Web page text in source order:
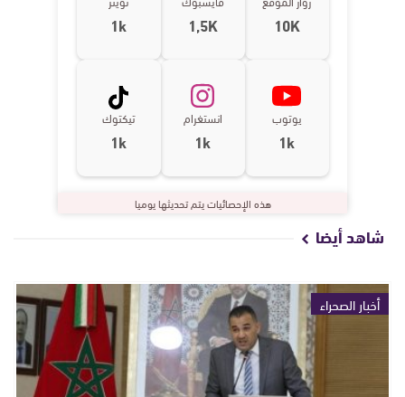
10K
1,5K
1k
يوتوب
1k
انستغرام
1k
تيكتوك
1k
هذه الإحصائيات يتم تحديثها يوميا
شاهد أيضا
أخبار الصحراء